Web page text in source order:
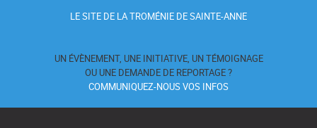
LE SITE DE LA TROMÉNIE DE SAINTE-ANNE
UN ÉVÈNEMENT, UNE INITIATIVE, UN TÉMOIGNAGE
OU UNE DEMANDE DE REPORTAGE ?
COMMUNIQUEZ-NOUS VOS INFOS